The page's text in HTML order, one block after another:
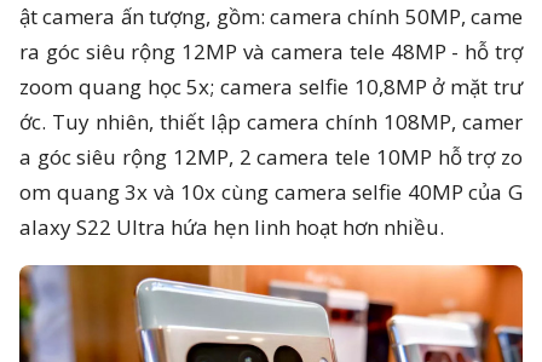
ật camera ấn tượng, gồm: camera chính 50MP, came
ra góc siêu rộng 12MP và camera tele 48MP - hỗ trợ
zoom quang học 5x; camera selfie 10,8MP ở mặt trư
ớc. Tuy nhiên, thiết lập camera chính 108MP, camer
a góc siêu rộng 12MP, 2 camera tele 10MP hỗ trợ zo
om quang 3x và 10x cùng camera selfie 40MP của G
alaxy S22 Ultra hứa hẹn linh hoạt hơn nhiều.